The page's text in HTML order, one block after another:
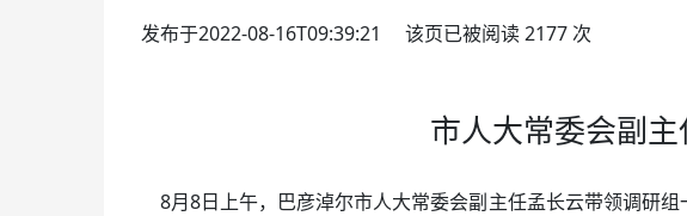
发布于2022-08-16T09:39:21 该页已被阅读2177 次
市人大常委会副
8月8日上午，巴彦淖尔市人大常委会副主任孟长云带领调研